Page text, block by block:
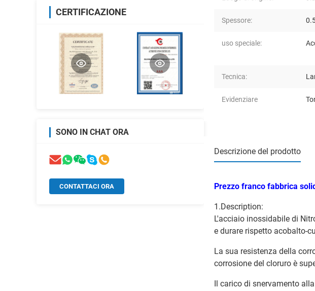
CERTIFICAZIONE
SONO IN CHAT ORA
CONTATTACI ORA
Spessore:
uso speciale:
Tecnica:
Evidenziare
Descrizione del prodotto
Prezzo franco fabbrica
1.Description:
L'acciaio inossidabile di
e durare rispetto acobalto-
La sua resistenza della
corrosione del cloruro è
Il carico di snervamento